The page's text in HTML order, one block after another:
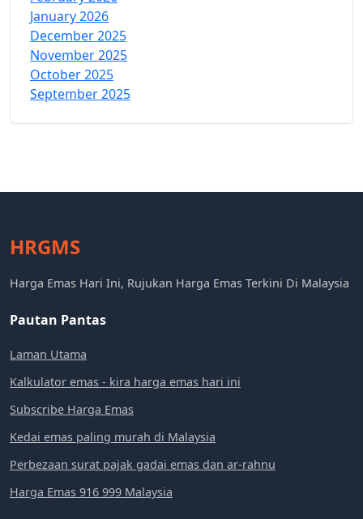
January 2026
December 2025
November 2025
October 2025
September 2025
HRGMS
Harga Emas Hari Ini, Rujukan Harga Emas Terkini Di Malaysia
Pautan Pantas
Laman Utama
Kalkulator emas - kira harga emas hari ini
Subscribe Harga Emas
Kedai emas paling murah di Malaysia
Perbezaan surat pajak gadai emas dan ar-rahnu
Harga Emas 916 999 Malaysia